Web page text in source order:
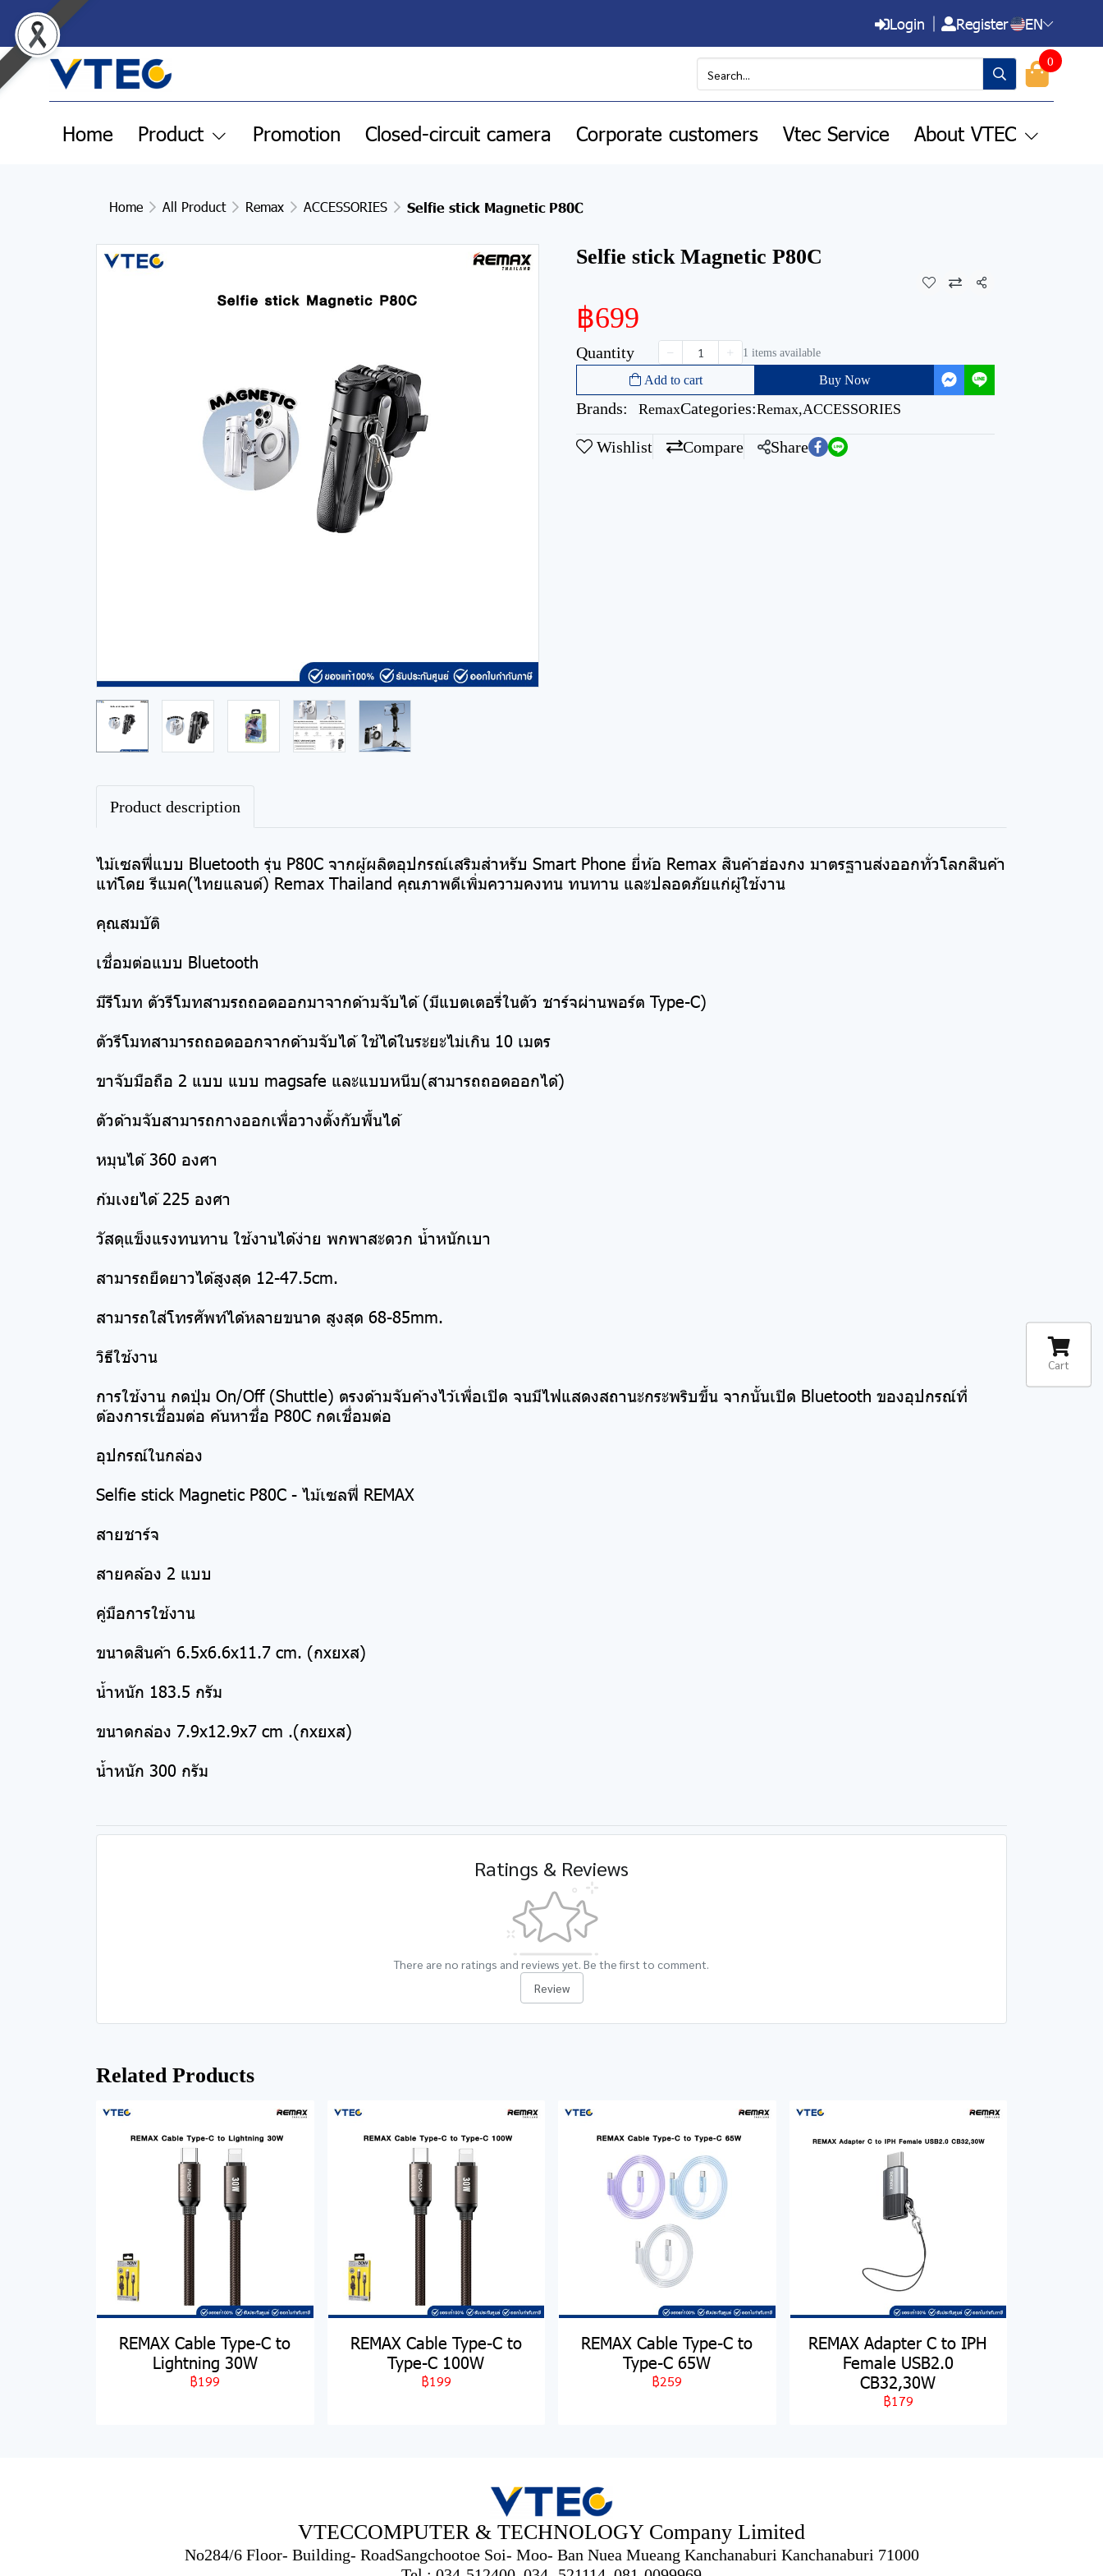
Login Register EN
0
Home Product Promotion Closed-circuit camera Corporate customers Vtec Service About VTEC
Home All Product Remax ACCESSORIES Selfie stick Magnetic P80C
Selfie stick Magnetic P80C
Share
฿699
Quantity 1 items available
Add to cart Buy Now
Brands: RemaxCategories:Remax,ACCESSORIES
Wishlist Compare Share
Product description
ไม้เซลฟี่แบบ Bluetooth รุ่น P80C จากผู้ผลิตอุปกรณ์เสริมสำหรับ Smart Phone ยี่ห้อ Remax สินค้าฮ่องกง มาตรฐานส่งออกทั่วโลกสินค้า
แท้โดย รีแมค(ไทยแลนด์) Remax Thailand คุณภาพดีเพิ่มความคงทน ทนทาน และปลอดภัยแก่ผู้ใช้งาน
คุณสมบัติ
เชื่อมต่อแบบ Bluetooth
มีรีโมท ตัวรีโมทสามรถถอดออกมาจากด้ามจับได้ (มีแบตเตอรี่ในตัว ชาร์จผ่านพอร์ต Type-C)
ตัวรีโมทสามารถถอดออกจากด้ามจับได้ ใช้ได้ในระยะไม่เกิน 10 เมตร
ขาจับมือถือ 2 แบบ แบบ magsafe และแบบหนีบ(สามารถถอดออกได้)
ตัวด้ามจับสามารถกางออกเพื่อวางตั้งกับพื้นได้
หมุนได้ 360 องศา
ก้มเงยได้ 225 องศา
วัสดุแข็งแรงทนทาน ใช้งานได้ง่าย พกพาสะดวก น้ำหนักเบา
สามารถยืดยาวได้สูงสุด 12-47.5cm.
สามารถใส่โทรศัพท์ได้หลายขนาด สูงสุด 68-85mm.
วิธีใช้งาน
การใช้งาน กดปุ่ม On/Off (Shuttle) ตรงด้ามจับค้างไว้เพื่อเปิด จนมีไฟแสดงสถานะกระพริบขึ้น จากนั้นเปิด Bluetooth ของอุปกรณ์ที่
ต้องการเชื่อมต่อ ค้นหาชื่อ P80C กดเชื่อมต่อ
อุปกรณ์ในกล่อง
Selfie stick Magnetic P80C - ไม้เซลฟี่ REMAX
สายชาร์จ
สายคล้อง 2 แบบ
คู่มือการใช้งาน
ขนาดสินค้า 6.5x6.6x11.7 cm. (กxยxส)
น้ำหนัก 183.5 กรัม
ขนาดกล่อง 7.9x12.9x7 cm .(กxยxส)
น้ำหนัก 300 กรัม
Ratings & Reviews
There are no ratings and reviews yet. Be the first to comment.
Review
Related Products
REMAX Cable Type-C to
Lightning 30W
฿199
REMAX Cable Type-C to
Type-C 100W
฿199
REMAX Cable Type-C to
Type-C 65W
฿259
REMAX Adapter C to IPH
Female USB2.0
CB32,30W
฿179
VTECCOMPUTER & TECHNOLOGY Company Limited
No284/6 Floor- Building- RoadSangchootoe Soi- Moo- Ban Nuea Mueang Kanchanaburi Kanchanaburi 71000
Cart